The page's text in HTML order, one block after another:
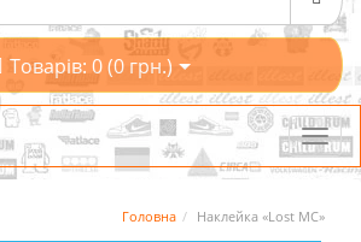
Товарів: 0 (0 грн.)
Головна Наклейка «Lost MC»